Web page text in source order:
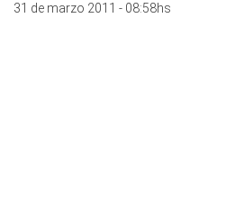
31 de marzo 2011 - 08:58hs